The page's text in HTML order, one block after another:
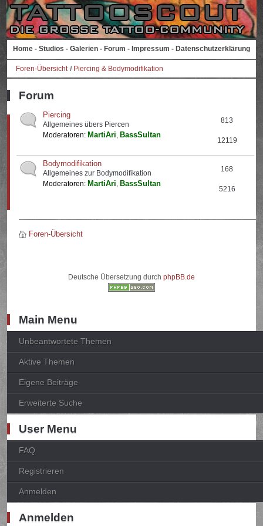
Home - Studios - Galerien - Forum - Impressum - Datenschutzerklärung
Foren-Übersicht Piercing & Bodymodifikation
Forum
Piercing
Allgemeines übers Piercen
Moderatoren: MartiAri, BassSultan
813
12119
Bodymodifikation
Allgemeines zur Bodymodifikation
Moderatoren: MartiAri, BassSultan
168
5216
Foren-Übersicht
Deutsche Übersetzung durch phpBB.de
Main Menu
Unbeantwortete Themen
Aktive Themen
Eigene Beiträge
Erweiterte Suche
User Menu
FAQ
Registrieren
Anmelden
Anmelden